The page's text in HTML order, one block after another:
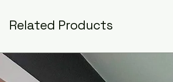
Related Products